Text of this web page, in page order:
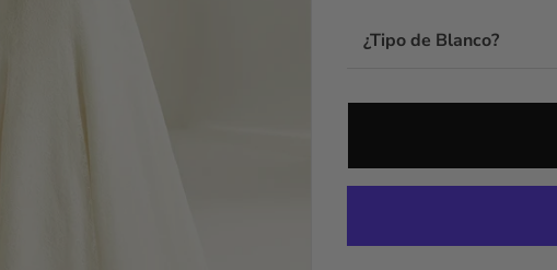
¿Tipo de Blanco?